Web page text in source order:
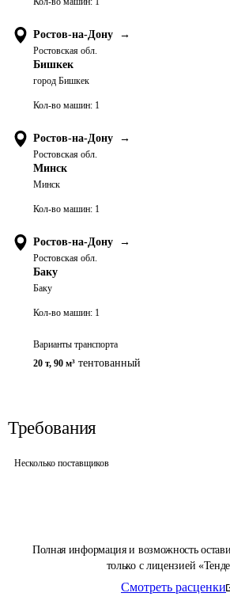
Полная информация и возможность
только с лицензией
Смотреть расценки
Ростов-на-Дону →
Ростовская обл.
Бишкек
город Бишкек
Кол-во машин: 1
Ростов-на-Дону →
Ростовская обл.
Минск
Минск
Кол-во машин: 1
Ростов-на-Дону →
Ростовская обл.
Баку
Баку
Кол-во машин: 1
Варианты транспорта
20 т, 90 м³ тентованный
Требования
Несколько поставщиков